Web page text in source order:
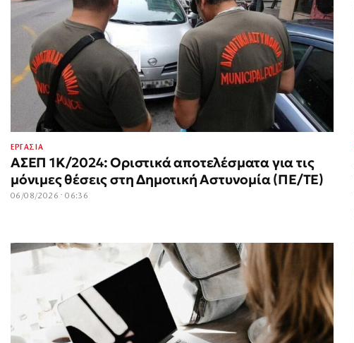
ΕΡΓΑΣΙΑ
ΑΣΕΠ 1Κ/2024: Οριστικά αποτελέσματα για τις
μόνιμες θέσεις στη Δημοτική Αστυνομία (ΠΕ/ΤΕ)
06/08/2026 · 06:36